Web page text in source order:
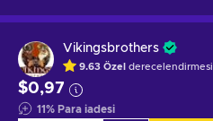
Vikingsbrothers
9.63 Özel derecelendirmesi
$0,97
11% Para iadesi